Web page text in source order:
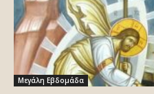
Μεγάλη Εβδομάδα